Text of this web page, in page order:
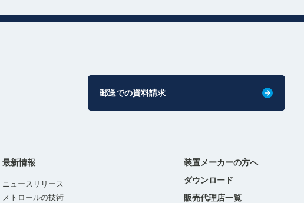
郵送での資料請求
最新情報
ニュースリリース
メトロールの技術
装置メーカーの方へ
ダウンロード
販売代理店一覧